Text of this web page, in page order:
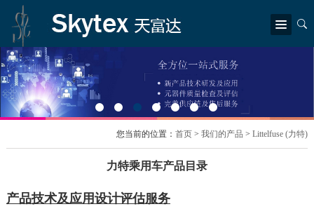
简体中文
首页
关于我们
公司简介
总裁致辞 公司结构
荣誉奖状
公司新闻
行业资讯
Epson（爱普生）
LITEON (光宝)
SEI (世达柏科技)
您当前的位置：首页 >我们的产品 >Littelfuse (力特)
力特乘用车产品目录
产品技术及应用设计评估服务